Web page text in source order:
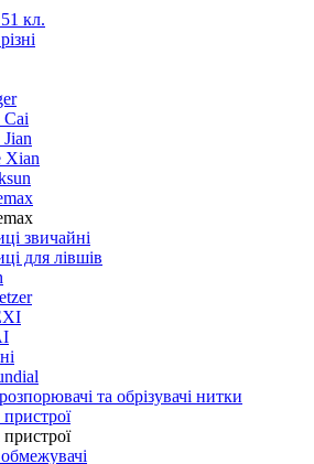
кл.
Xian
звичайні
для лівшів
та обрізувачі нитки